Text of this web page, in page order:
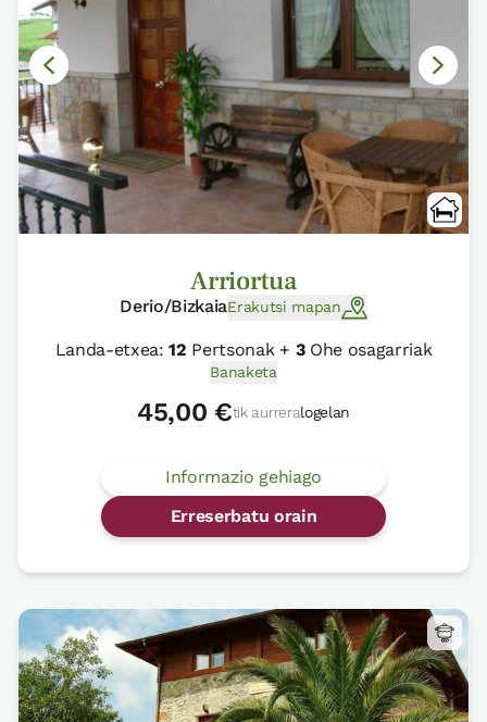
Arriortua
Derio/BizkaiaErakutsi mapan
Landa-etxea:12 Pertsonak + 3Ohe osagarriak
Banaketa
45,00 €tik aurreralogelan
Informazio gehiago
Erreserbatu orain